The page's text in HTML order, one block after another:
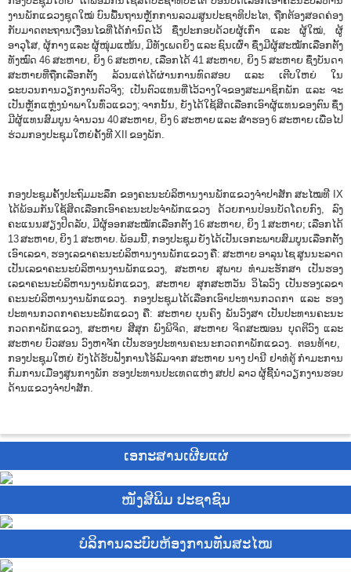
ງານພັກແຂວງຊຸດໃໝ່ ບົນພື້ນຖານຫຼັກການລວມສູນປະຊາທິປະໄຕ, ຖືກຕ້ອງສອດຄ່ອງ
ກັບມາດຕະຖານເງື່ອນໄຂທີ່ໄດ້ກໍານົດໄວ້ ຊຶ່ງປະກອບດ້ວຍຜູ້ເກົ່າ ແລະ ຜູ້ໃໝ່, ຜູ້
ອາວຸໂສ, ຜູ້ກາງ ແລະ ຜູ້ໜຸ່ມແໜ້ນ, ມີທັງເພດຍິງ ແລະ ຊົນເຜົ່າ ຊຶ່ງມີຜູ້ສະໝັກເລືອກຕັ້ງ
ທັງໝົດ 46 ສະຫາຍ, ​ຍິງ 6 ສະຫາຍ, ເລືອກໄດ້ 41 ສະຫາຍ, ຍິງ 5 ສະຫາຍ ຊຶ່ງບັນດາ
ສະຫາຍທີ່ຖືກເລືອກຕັ້ງ ລ້ວນແຕ່ໄດ້ຜ່ານການທົດສອບ ແລະ ເຕີບໃຫຍ່ ໃນ
ຂະບວນການວຽກງານຕົວຈິງ; ເປັນຕົວແທນທີ່ໄວ້ວາງໃຈຂອງສະມາຊິກພັກ ແລະ ຈະ
ເປັນຫຼັກແຫຼ່ງນໍາພາໃນທົ່ວແຂວງ; ຈາກນັ້ນ, ຍັງໄດ້ໃຊ້ສິດເລືອກເອົາຜູ້ແທນຂອງຕົນ ຊຶ່ງ
ມີຜູ້ແທນສົມບູນ ຈຳນວນ 40 ສະຫາຍ, ຍິງ 6 ສະຫາຍ ແລະ ສໍາຮອງ 6 ສະຫາຍ ເພື່ອໄປ
ຮ່ວມກອງປະຊຸມໃຫຍ່ຄັ້ງທີ XII ຂອງພັກ.
ກອງປະຊຸມຄັ້ງປະຖົມມະລຶກ ຂອງຄະນະບໍລິຫານງານພັກແຂວງຈໍາປາສັກ ສະໄໝທີ IX
ໄດ້ພ້ອມກັນໃຊ້ສິດເລືອກເອົາຄະນະປະຈໍາພັກແຂວງ ດ້ວຍການປ່ອນບັດໂດຍກົງ, ລົງ
ຄະແນນສຽງປິດລັບ, ມີຜູ້ອອກສະໝັກເລືອກຕັ້ງ 16 ສະຫາຍ, ຍິງ 1 ສະຫາຍ; ເລືອກໄດ້
13 ສະຫາຍ, ຍິງ 1 ສະຫາຍ. ພ້ອມນີ້, ກອງປະຊຸມ ຍັງໄດ້ເປັນເອກະພາບສົມບູນເລືອກຕັ້ງ
ເອົາເລຂາ, ຮອງເລຂາຄະນະບໍລິຫານງານພັກແຂວງ ຄື: ສະຫາຍ ອາລຸນໄຊ ສູນນະລາດ
ເປັນເລຂາຄະນະບໍລິຫານງານພັກແຂວງ, ສະຫາຍ ສຸພາບ ທຳມະຮັກສາ ເປັນຮອງ
ເລຂາຄະນະບໍລິຫານງານພັກແຂວງ, ສະຫາຍ ສຸກສະຫວັນ ວິໄລວົງ ເປັນຮອງເລຂາ
ຄະນະບໍລິຫານງານພັກແຂວງ.​ ກອງປະຊຸມໄດ້ເລືອກເອົາປະທານກວດກາ ແລະ ຮອງ
ປະທານກວດກາຄະນະພັກແຂວງ ຄື: ສະຫາຍ ບຸນຄົງ ພັນວົງສາ ເປັນປະທານຄະນະ
ກວດກາພັກແຂວງ,​ ສະຫາຍ ສີສຸກ ພົງພິຈິດ,​ ສະຫາຍ ຈິດສະໝອນ ບຸດຕິວົງ​ ແລະ​
ສະຫາຍ ບົວສອນ ວົງຫາຈັກ ເປັນຮອງປະທານຄະນະກວດກາພັກແຂວງ.​ ຕອນທ້າຍ, ​
ກອງປະຊຸມໃຫຍ່​ ຍັງໄດ້ຮັບຟັງການໂອ້ລົມຈາກ ສະຫາຍ ນາງ ປານີ ຢາທໍ່ຕູ້ ກໍາມະການ
ກົມການເມືອງສູນກາງພັກ​ ຮອງປະທານປະເທດແຫ່ງ ສປປ ລາວ ຜູ້ຊີ້ນໍາວຽກງານຮອບ
ດ້ານແຂວງຈຳປາສັກ​.
ເອກະສານເຜີຍແຜ່
ໜັງສີພິມ ປະຊາຊົນ
ບໍ​ລິ​ການ​ລະບົບຫ້ອງການທັນສະໄໝ